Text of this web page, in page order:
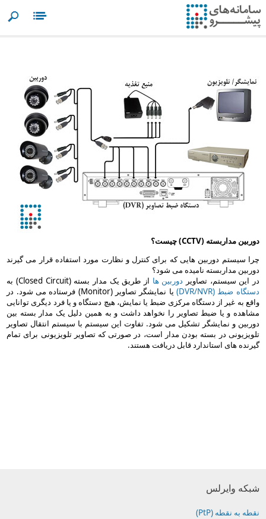
دوربین مداربسته (CCTV) چیست؟
چرا سیستم دوربین هایی که برای کنترل و نظارت مورد استفاده قرار می گیرند
دوربین مداربسته نامیده می شود؟
در این سیستم، تصاویر دوربین ها از طریق یک مدار بسته (Closed Circuit) به
دستگاه ضبط (DVR/NVR)
یا نمایشگر تصاویر (Monitor) فرستاده می شود. در
واقع به غیر از دستگاه مرکزی ضبط یا نمایش، هیچ دستگاه و یا فرد دیگری توانایی
مشاهده و یا ضبط تصاویر را نخواهد داشت و به همین دلیل یک مدار بسته بین
دوربین و نمایشگر تشکیل می شود. تفاوت این سیستم با سیستم انتقال تصاویر
تلویزیونی در بسته بودن مدار است، در صورتی که تصاویر تلویزیونی برای تمام
گیرنده های استاندارد قابل دریافت هستند.
شبکه وایرلس
نقطه به نقطه (PtP)